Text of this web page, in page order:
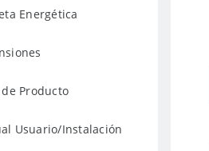
Energética
de Producto
Usuario/Instalación